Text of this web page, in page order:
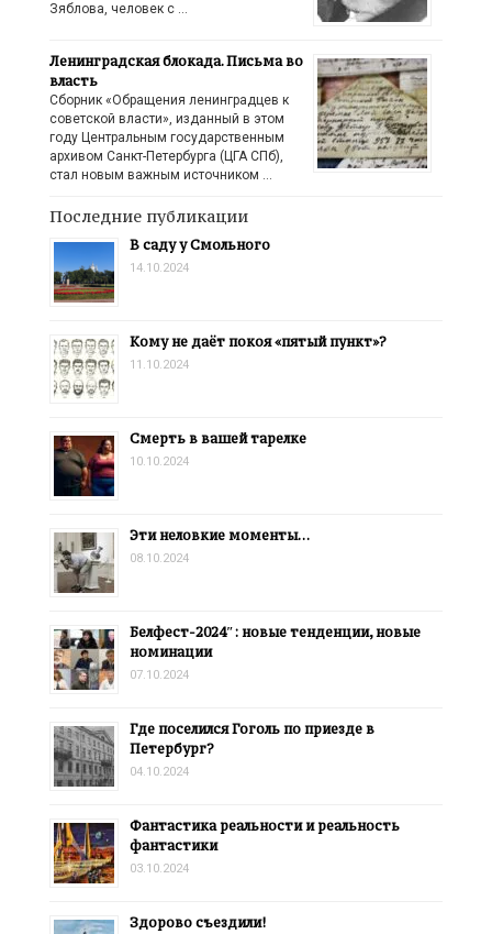
Зяблова, человек с …
Ленинградская блокада. Письма во
власть
Сборник «Обращения ленинградцев к
советской власти», изданный в этом
году Центральным государственным
архивом Санкт-Петербурга (ЦГА СПб),
стал новым важным источником …
Последние публикации
В саду у Смольного
14.10.2024
Кому не даёт покоя «пятый пункт»?
11.10.2024
Смерть в вашей тарелке
10.10.2024
Эти неловкие моменты…
08.10.2024
Белфест-2024″: новые тенденции, новые
номинации
07.10.2024
Где поселился Гоголь по приезде в
Петербург?
04.10.2024
Фантастика реальности и реальность
фантастики
03.10.2024
Здорово съездили!